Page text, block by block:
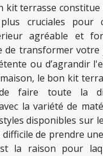
kit terrasse constitue
cruciales pour
agréable et
de transformer
ou d’agrandir
le bon kit
faire toute la
la variété de
disponibles sur
de prendre
la raison pour